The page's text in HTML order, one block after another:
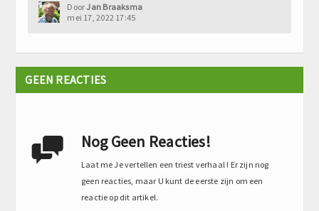
DoorJan Braaksma
mei 17, 2022 17:45
GEEN REACTIES
 Nog Geen Reacties!
Laat me Je vertellen een triest verhaal ! Er zijn nog
geen reacties, maar U kunt de eerste zijn om een
reactie op dit artikel.